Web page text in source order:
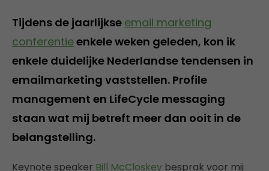
Tijdens de jaarlijkse email marketing
conferentieenkele weken geleden, kon ik
enkele duidelijke Nederlandse tendensen in
emailmarketing vaststellen. Profile
management en LifeCycle messaging
staan wat mij betreft meer dan ooit in de
belangstelling.
Keynote speaker Bill McCloskey besprak voor mij